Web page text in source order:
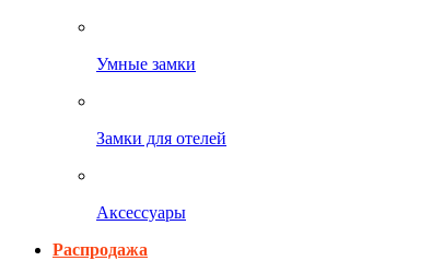
Умные замки
Замки для отелей
Аксессуары
Распродажа